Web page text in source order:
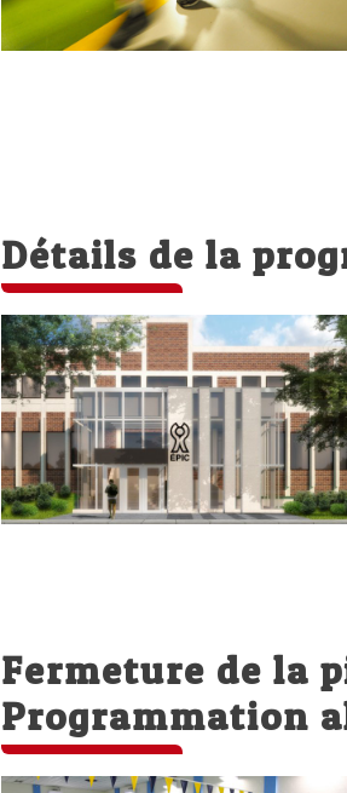
Détails de la
Fermeture de la
Programmation